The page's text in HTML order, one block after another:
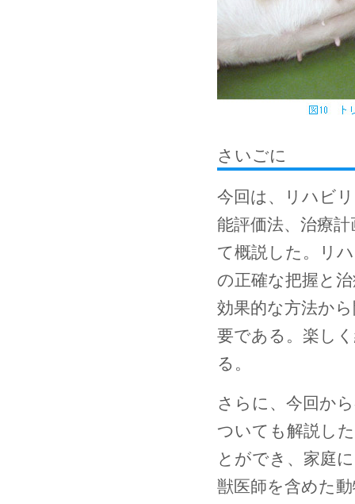
さいごに
今回は、リハビ
能評価法、治療
て概説した。リ
の正確な把握と
効果的な方法か
要である。楽し
る。
さらに、今回か
ついても解説し
とができ、家庭
獣医師を含めた